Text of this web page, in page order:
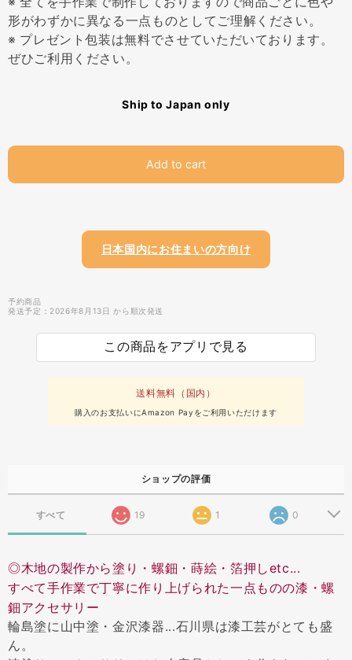
形がわずかに異なる一点ものとしてご理解ください。
※ プレゼント包装は無料でさせていただいております。
ぜひご利用ください。
Ship to Japan only
Add to cart
日本国内にお住まいの方向け
予約商品
発送予定：2026年8月13日 から順次発送
この商品をアプリで見る
送料無料（国内）
購入のお支払いにAmazon Payをご利用いただけます
ショップの評価
すべて 19 1 0
◎木地の製作から塗り・螺鈿・蒔絵・箔押しetc...
すべて手作業で丁寧に作り上げられた一点ものの漆・螺
鈿アクセサリー
輪島塗に山中塗・金沢漆器...石川県は漆工芸がとても盛
ん。